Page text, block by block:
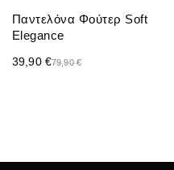
Παντελόνα Φούτερ Soft
Elegance
79,90€
39,90 €